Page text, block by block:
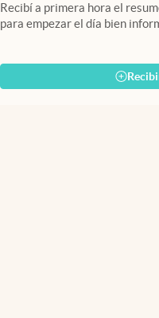
Recibí a primera hora el
para empezar el día bien